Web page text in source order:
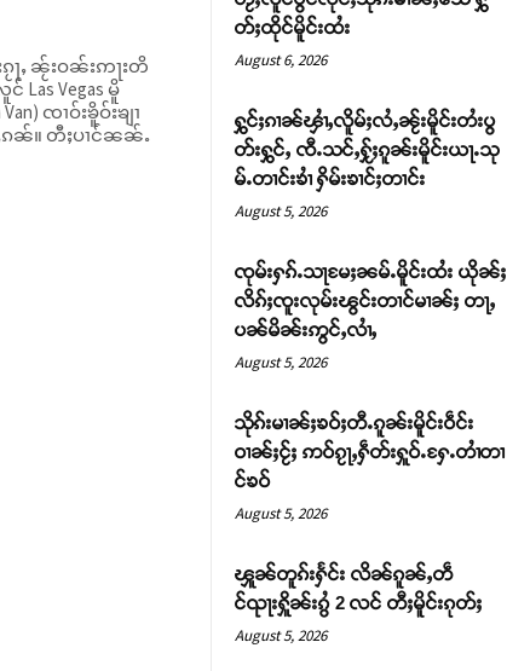
ႇ ၼႂ်းဝၼ်းဢႃးတိ
Vegas မိူ
ၸၢဝ်းၶိူဝ်းၶျၢ
င်ၼၼ်ႉ
တ်ႈထိုင်မိူင်းထႆး
August 6, 2026
ႁွင်ႈၵၢၼ်ၾၢႆႇလိူမ်ႈလႆႇၼႂ်းမိူင်းတႆးပွ
တ်းႁွင်ႇ ၸီႉသင်ႇႁႂ်ႈၵူၼ်းမိူင်းယႃႉသု
မ်ႉတၢင်းၶၢႆ ႁိမ်းၶၢင်ႈတၢင်း
August 5, 2026
ၸုမ်းႁၵ်ႉသႃမႄႈၼမ်ႉမိူင်းထႆး ယိုၼ်ႈ
လိၵ်ႈၸူးလုမ်းၽွင်းတၢင်မၢၼ်ႈ တႃႇ
ပၼ်မိၼ်းဢွင်ႇလၢႆႇ
August 5, 2026
သိုၵ်းမၢၼ်ႈၶဝ်ႈတီႉၵူၼ်းမိူင်းဝဵင်း
ဝၢၼ်ႈငႂ်ႈ ဢဝ်ၵႂႃႇႁဵတ်းႁူဝ်ႉႁႄႉတၢႆတၢ
င်ၶဝ်
August 5, 2026
ၾူၼ်တူၵ်းႁႅင်း လိၼ်ၵူၼ်ႇတဵ
င်ၺႃးႁိူၼ်းၵွႆ 2 လင် တီႈမိူင်းၵုတ်ႈ
August 5, 2026